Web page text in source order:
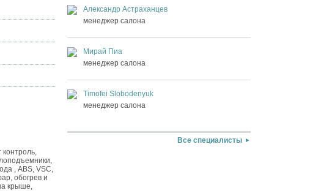
, ABS, VSC,
обогрев и
крыше,
Александр Астраханцев
менеджер салона
Мирай Пиа
менеджер салона
Timofei Slobodenyuk
менеджер салона
Все специалисты